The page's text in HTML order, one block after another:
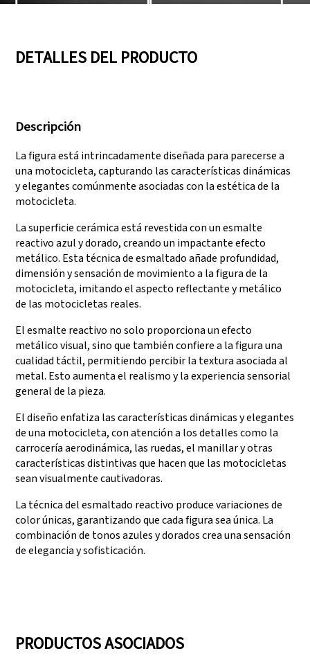
que pueden satisfacer
producción.
TARGET
DETALLES DEL PRODUCTO
Descripción
La figura está intrincadamente diseñada para parecerse a
una motocicleta, capturando las características dinámicas
y elegantes comúnmente asociadas con la estética de la
motocicleta.
La superficie cerámica está revestida con un esmalte
reactivo azul y dorado, creando un impactante efecto
metálico. Esta técnica de esmaltado añade profundidad,
dimensión y sensación de movimiento a la figura de la
motocicleta, imitando el aspecto reflectante y metálico
de las motocicletas reales.
El esmalte reactivo no solo proporciona un efecto
metálico visual, sino que también confiere a la figura una
cualidad táctil, permitiendo percibir la textura asociada al
metal. Esto aumenta el realismo y la experiencia sensorial
general de la pieza.
El diseño enfatiza las características dinámicas y elegantes
de una motocicleta, con atención a los detalles como la
carrocería aerodinámica, las ruedas, el manillar y otras
características distintivas que hacen que las motocicletas
sean visualmente cautivadoras.
La técnica del esmaltado reactivo produce variaciones de
color únicas, garantizando que cada figura sea única. La
combinación de tonos azules y dorados crea una sensación
de elegancia y sofisticación.
PRODUCTOS ASOCIADOS